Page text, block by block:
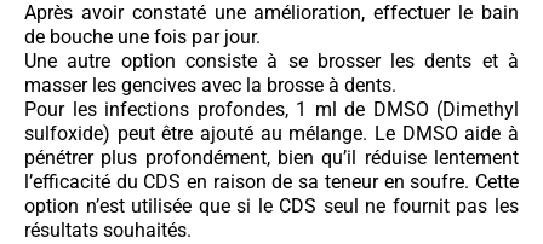
Après avoir constaté une amélioration, effectuer le bain
de bouche une fois par jour.
Une autre option consiste à se brosser les dents et à
masser les gencives avec la brosse à dents.
Pour les infections profondes, 1 ml de DMSO (Dimethyl
sulfoxide) peut être ajouté au mélange. Le DMSO aide à
pénétrer plus profondément, bien qu’il réduise lentement
l’efficacité du CDS en raison de sa teneur en soufre. Cette
option n’est utilisée que si le CDS seul ne fournit pas les
résultats souhaités.